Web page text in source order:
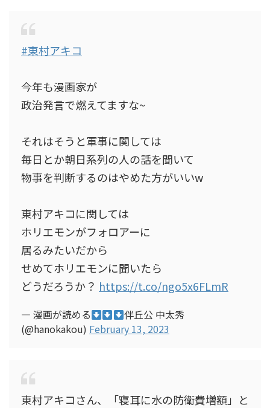
#東村アキコ
今年も漫画家が
政治発言で燃えてますな~
それはそうと軍事に関しては
毎日とか朝日系列の人の話を聞いて
物事を判断するのはやめた方がいいw
東村アキコに関しては
ホリエモンがフォロアーに
居るみたいだから
せめてホリエモンに聞いたら
どうだろうか？ https://t.co/ngo5x6FLmR
— 漫画が読める
伴丘公 中太秀
(@hanokakou) February 13, 2023
東村アキコさん、「寝耳に水の防衛費増額」と